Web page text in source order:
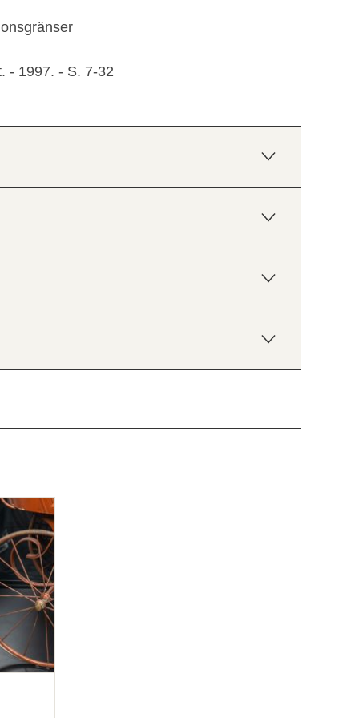
- 1997. - S. 7-32